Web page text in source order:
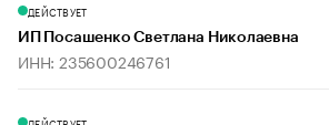
ДЕЙСТВУЕТ
ИП Посашенко Светлана Николаевна
ИНН: 235600246761